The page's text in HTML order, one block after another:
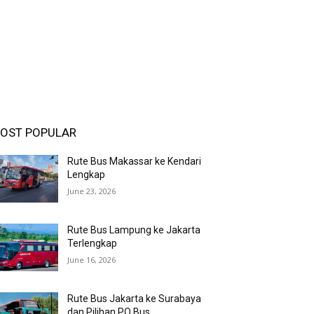
POPULAR
Rute Bus Makassar ke Kendari
Lengkap
June 23, 2026
Rute Bus Lampung ke Jakarta
Terlengkap
June 16, 2026
Rute Bus Jakarta ke Surabaya